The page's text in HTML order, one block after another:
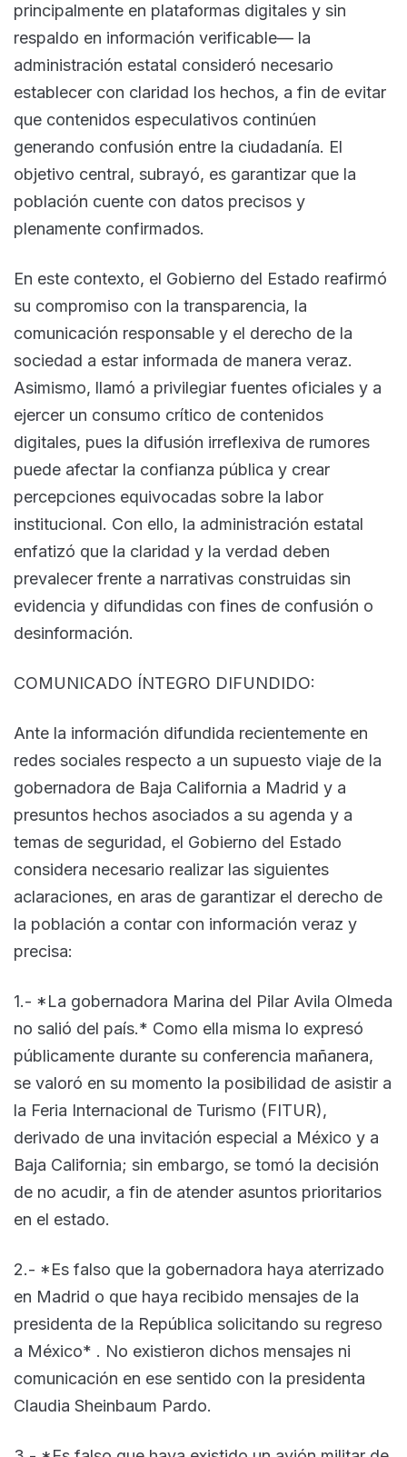
principalmente en plataformas digitales y sin
respaldo en información verificable— la
administración estatal consideró necesario
establecer con claridad los hechos, a fin de evitar
que contenidos especulativos continúen
generando confusión entre la ciudadanía. El
objetivo central, subrayó, es garantizar que la
población cuente con datos precisos y
plenamente confirmados.
En este contexto, el Gobierno del Estado reafirmó
su compromiso con la transparencia, la
comunicación responsable y el derecho de la
sociedad a estar informada de manera veraz.
Asimismo, llamó a privilegiar fuentes oficiales y a
ejercer un consumo crítico de contenidos
digitales, pues la difusión irreflexiva de rumores
puede afectar la confianza pública y crear
percepciones equivocadas sobre la labor
institucional. Con ello, la administración estatal
enfatizó que la claridad y la verdad deben
prevalecer frente a narrativas construidas sin
evidencia y difundidas con fines de confusión o
desinformación.
COMUNICADO ÍNTEGRO DIFUNDIDO:
Ante la información difundida recientemente en
redes sociales respecto a un supuesto viaje de la
gobernadora de Baja California a Madrid y a
presuntos hechos asociados a su agenda y a
temas de seguridad, el Gobierno del Estado
considera necesario realizar las siguientes
aclaraciones, en aras de garantizar el derecho de
la población a contar con información veraz y
precisa:
1.- *La gobernadora Marina del Pilar Avila Olmeda
no salió del país.* Como ella misma lo expresó
públicamente durante su conferencia mañanera,
se valoró en su momento la posibilidad de asistir a
la Feria Internacional de Turismo (FITUR),
derivado de una invitación especial a México y a
Baja California; sin embargo, se tomó la decisión
de no acudir, a fin de atender asuntos prioritarios
en el estado.
2.- *Es falso que la gobernadora haya aterrizado
en Madrid o que haya recibido mensajes de la
presidenta de la República solicitando su regreso
a México* . No existieron dichos mensajes ni
comunicación en ese sentido con la presidenta
Claudia Sheinbaum Pardo.